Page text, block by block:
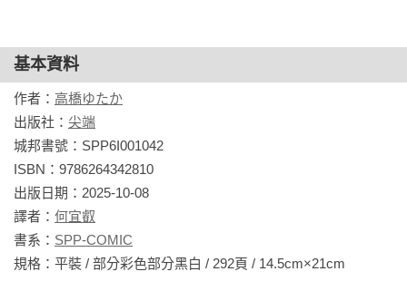
基本資料
作者： 高橋ゆたか
出版社： 尖端
城邦書號：SPP6I001042
ISBN：9786264342810
出版日期：2025-10-08
譯者： 何宜叡
書系： SPP-COMIC